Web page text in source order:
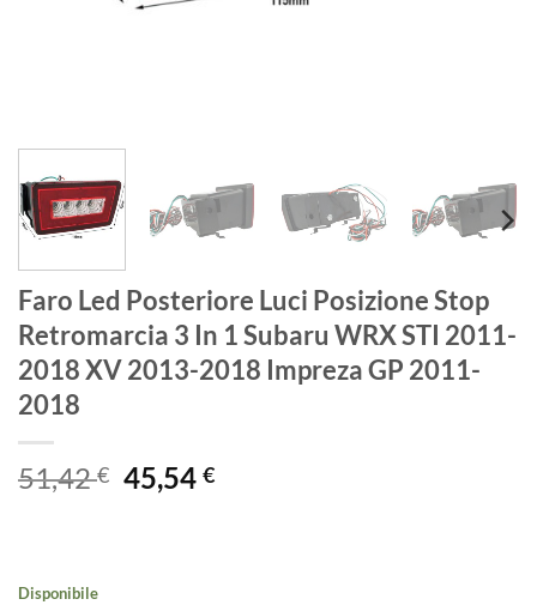
Faro Led Posteriore Luci Posizione Stop
Retromarcia 3 In 1 Subaru WRX STI 2011-
2018 XV 2013-2018 Impreza GP 2011-
2018
51,42€ Il
prezzo
45,54€Il
Disponibile